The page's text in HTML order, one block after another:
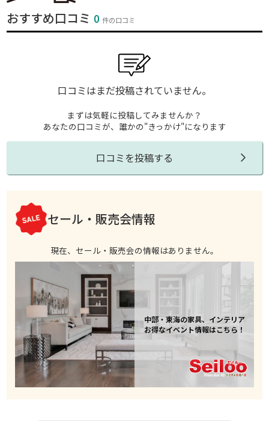
おすすめ口コミ 0件の口コミ
口コミはまだ投稿されていません。
まずは気軽に投稿してみませんか？
あなたの口コミが、誰かの"きっかけ"になります
口コミを投稿する
セール・販売会情報
現在、セール・販売会の情報はありません。
中部・東海の家具、インテリア
お得なイベント情報はこちら！